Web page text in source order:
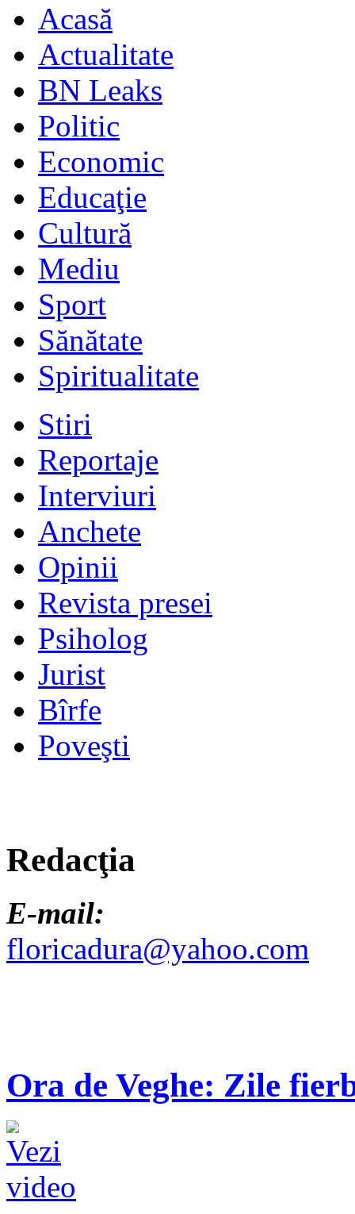
Acasă
Actualitate
BN Leaks
Politic
Economic
Educaţie
Cultură
Mediu
Sport
Sănătate
Spiritualitate
Stiri
Reportaje
Interviuri
Anchete
Opinii
Revista presei
Psiholog
Jurist
Bîrfe
Poveşti
Redacţia
E-mail:
floricadura@yahoo.com
Ora de Veghe: Zile